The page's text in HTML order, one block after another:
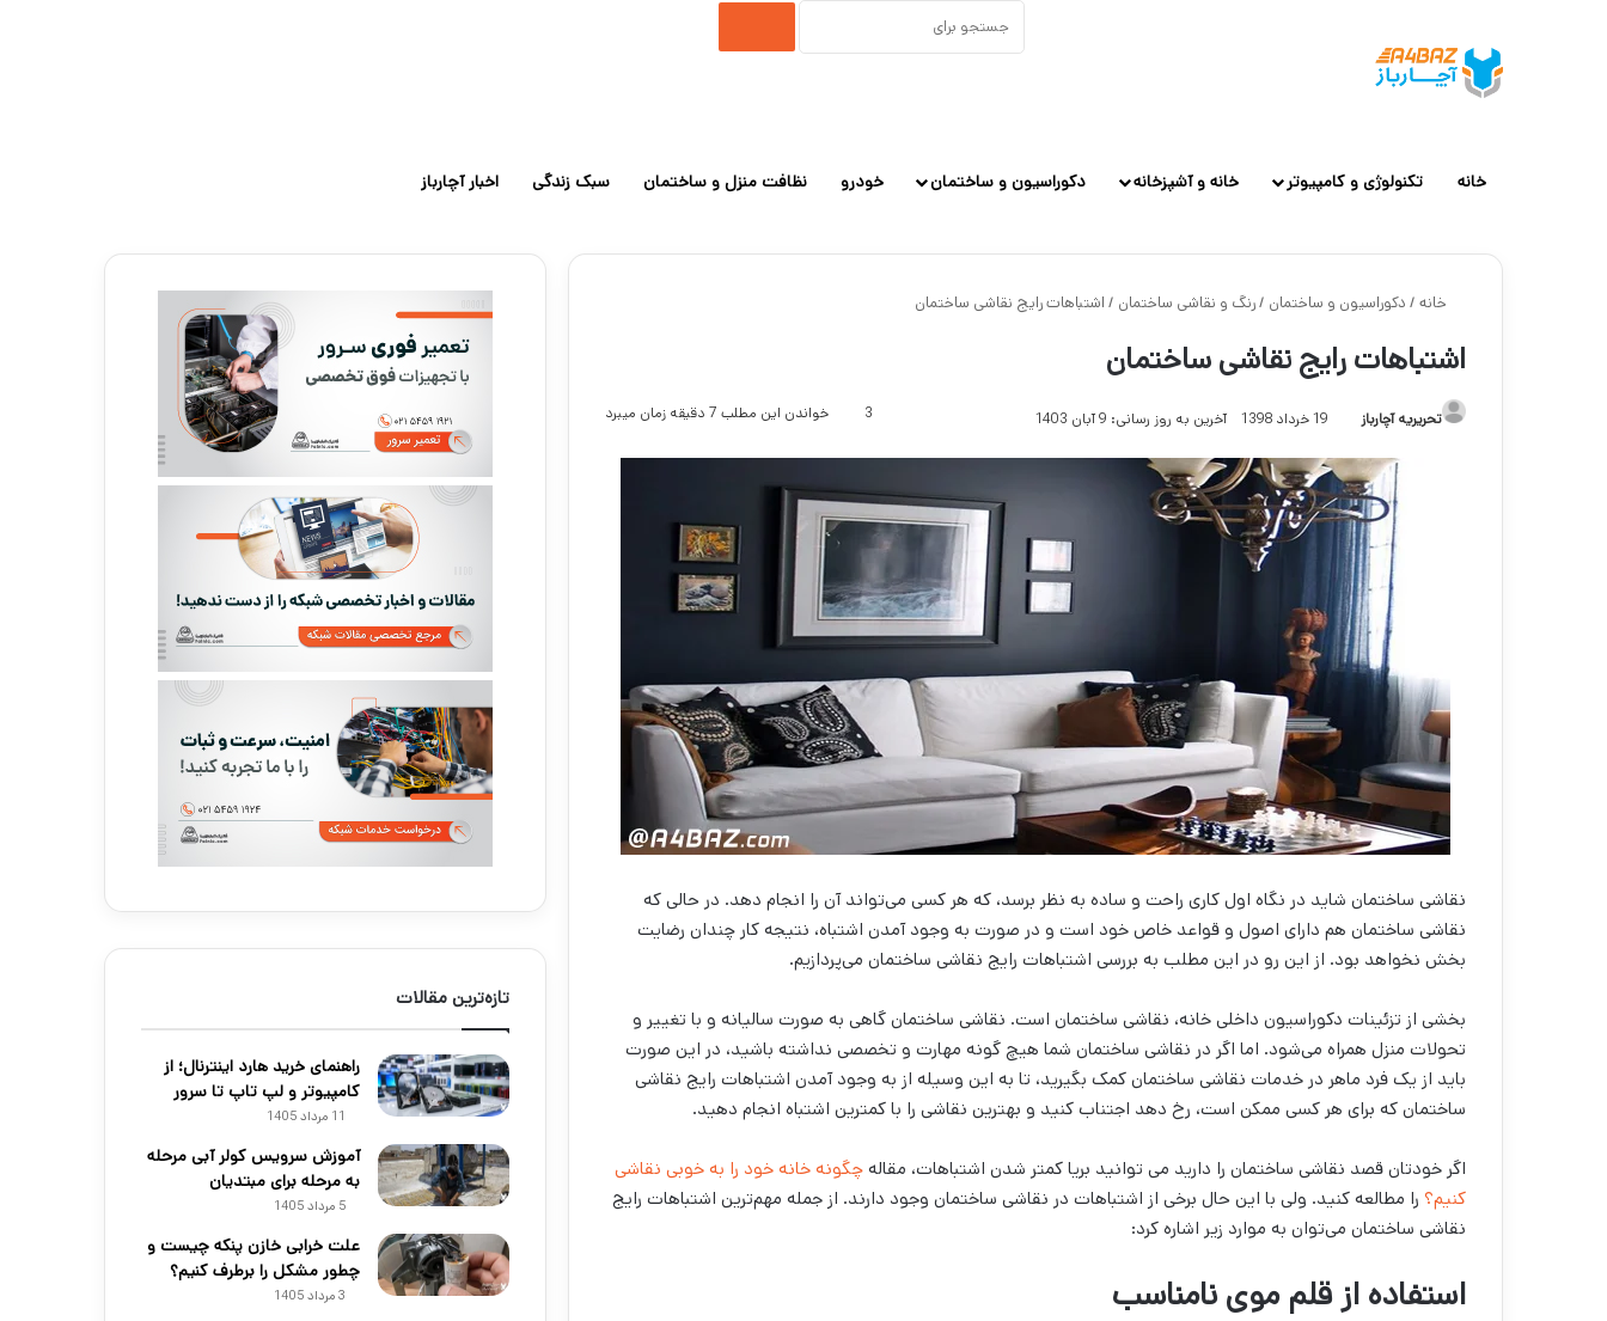
جستجو
خانه تکنولوژی و کامپیوتر خانه و آشپزخانه دکوراسیون و ساختمان خودرو نظافت منزل و ساختمان سبک زندگی اخبار آچارباز
خانه / دکوراسیون و ساختمان /رنگ و نقاشی ساختمان / اشتباهات رایج نقاشی ساختمان
اشتباهات رایج نقاشی ساختمان
تحریریه آچارباز 19 خرداد 1398 آخرین به روز رسانی: 9 آبان 1403 3 خواندن این مطلب 7 دقیقه زمان میبرد
نقاشی ساختمان شاید در نگاه اول کاری راحت و ساده به نظر برسد، که هر کسی می‌‌تواند آن را انجام دهد. در حالی که
نقاشی ساختمان هم دارای اصول و قواعد خاص خود است و در صورت به وجود آمدن اشتباه، نتیجه کار چندان رضایت
بخش نخواهد بود. از این رو در این مطلب به بررسی اشتباهات رایج نقاشی ساختمان می‌‌پردازیم.
بخشی از تزئینات دکوراسیون داخلی خانه، نقاشی ساختمان است. نقاشی ساختمان گاهی به صورت سالیانه و با تغییر و
تحولات منزل همراه می‌‌شود. اما اگر در نقاشی ساختمان شما هیچ گونه مهارت و تخصصی نداشته باشید، در این صورت
باید از یک فرد ماهر در خدمات نقاشی ساختمان کمک بگیرید، تا به این وسیله از به وجود آمدن اشتباهات رایج نقاشی
ساختمان که برای هر کسی ممکن است، رخ دهد اجتناب کنید و بهترین نقاشی را با کمترین اشتباه انجام دهید.
اگر خودتان قصد نقاشی ساختمان را دارید می توانید بریا کمتر شدن اشتباهات، مقالهچگونه خانه خود را به خوبی نقاشی
کنیم؟ را مطالعه کنید. ولی با این حال برخی از اشتباهات در نقاشی ساختمان وجود دارند. از جمله مهم‌ترین اشتباهات رایج
نقاشی ساختمان می‌‌توان به موارد زیر اشاره کرد:
استفاده از قلم موی نامناسب
تازه‌ترین مقالات
راهنمای خرید هارد اینترنال؛ از
کامپیوتر و لپ تاپ تا سرور
11 مرداد 1405
آموزش سرویس کولر آبی مرحله
به مرحله برای مبتدیان
5 مرداد 1405
علت خرابی خازن پنکه چیست و
چطور مشکل را برطرف کنیم؟
3 مرداد 1405